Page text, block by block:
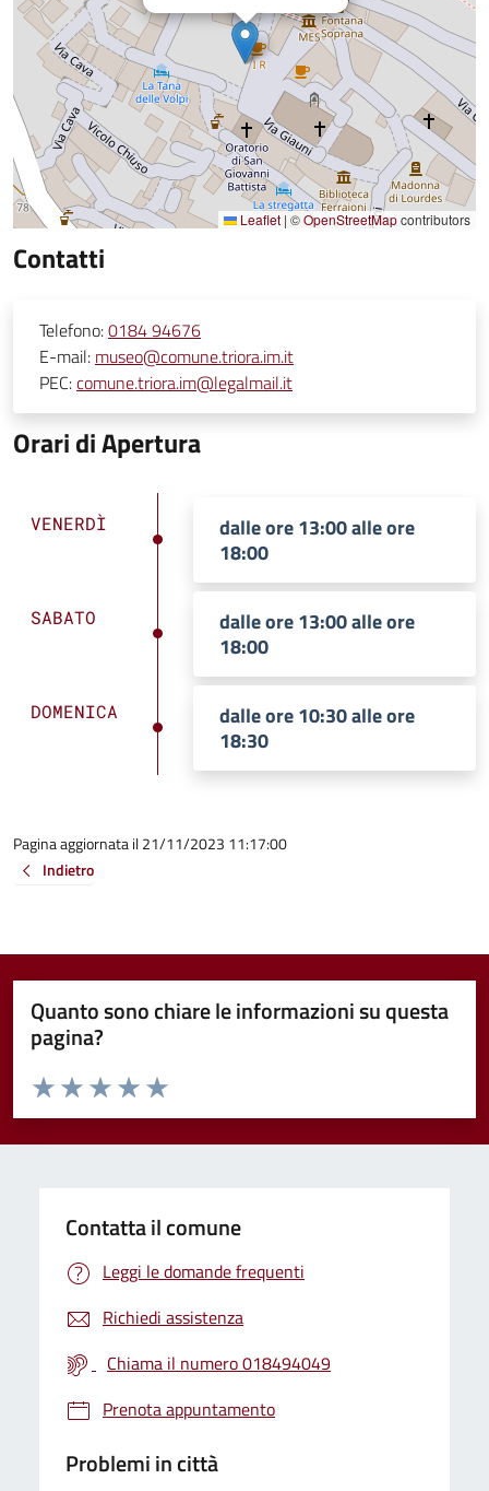
Leaflet | ©OpenStreetMapcontributors
Contatti
Telefono:0184 94676
E-mail: museo@comune.triora.im.it
PEC:comune.triora.im@legalmail.it
Orari di Apertura
VENERDÌ
dalle ore 13:00 alle ore
18:00
SABATO
dalle ore 13:00 alle ore
18:00
DOMENICA
dalle ore 10:30 alle ore
18:30
Pagina aggiornata il 21/11/2023 11:17:00
Indietro
Quanto sono chiare le informazioni su questa
pagina?
Valuta da 1 a 5 stelle la pagina
Valuta 5 stelle su 5
Valuta 4 stelle su 5
Valuta 3 stelle su 5
Valuta 2 stelle su 5
Valuta 1 stelle su 5
Contatta il comune
Leggi le domande frequenti
Richiedi assistenza
Chiama il numero 018494049
Prenota appuntamento
Problemi in città